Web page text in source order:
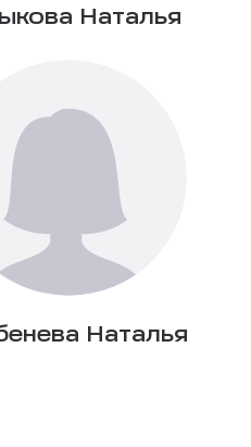
Наталья
Наталья